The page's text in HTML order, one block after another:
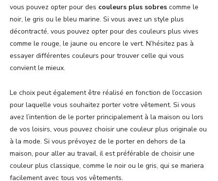
vous pouvez opter pour des couleurs plus sobres comme le
noir, le gris ou le bleu marine. Si vous avez un style plus
décontracté, vous pouvez opter pour des couleurs plus vives
comme le rouge, le jaune ou encore le vert. N’hésitez pas à
essayer différentes couleurs pour trouver celle qui vous
convient le mieux.
Le choix peut également être réalisé en fonction de l’occasion
pour laquelle vous souhaitez porter votre vêtement. Si vous
avez l’intention de le porter principalement à la maison ou lors
de vos loisirs, vous pouvez choisir une couleur plus originale ou
à la mode. Si vous prévoyez de le porter en dehors de la
maison, pour aller au travail, il est préférable de choisir une
couleur plus classique, comme le noir ou le gris, qui se mariera
facilement avec tous vos vêtements.